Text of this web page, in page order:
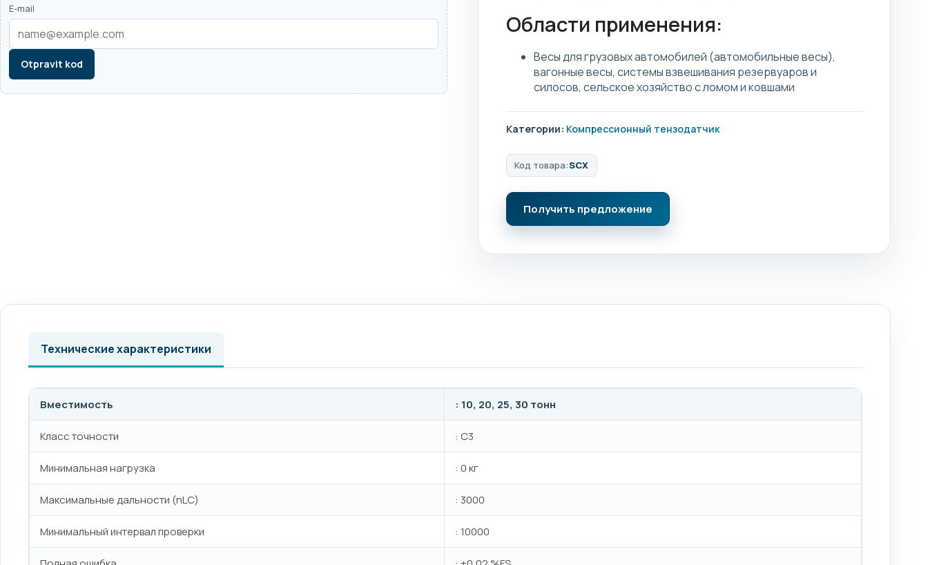
E-mail
Otpravit kod
Области применения:
Весы для грузовых автомобилей (автомобильные весы),
вагонные весы, системы взвешивания резервуаров и
силосов, сельское хозяйство с ломом и ковшами
Категории: Компрессионный тензодатчик
Код товара:SCX
Получить предложение
Технические характеристики
Вместимость : 10, 20, 25, 30 тонн
Класс точности : C3
Минимальная нагрузка : 0 кг
Максимальные дальности (nLC) : 3000
Минимальный интервал проверки : 10000